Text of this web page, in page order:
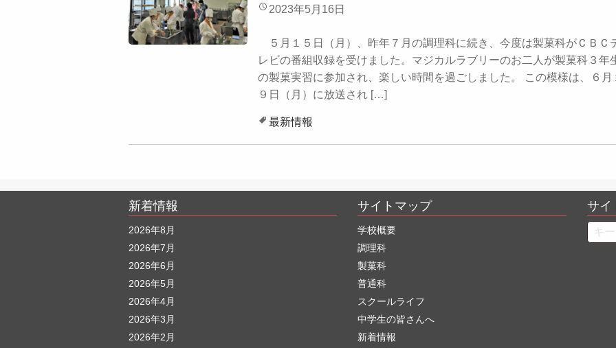
2023年5月16日
５月１５日（月）、昨年７月の調理科に続き、今度は製菓科がＣＢＣ
レビの番組収録を受けました。マジカルラブリーのお二人が製菓科３年
の製菓実習に参加され、楽しい時間を過ごしました。 この模様は、６月
９日（月）に放送され […]
最新情報
新着情報
2026年8月
2026年7月
2026年6月
2026年5月
2026年4月
2026年3月
2026年2月
サイトマップ
学校概要
調理科
製菓科
普通科
スクールライフ
中学生の皆さんへ
新着情報
サイ
Search